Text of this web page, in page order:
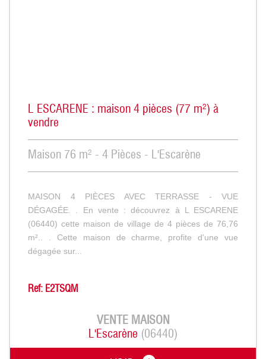
L ESCARENE : maison 4 pièces (77 m²) à
vendre
Maison 76 m² - 4 Pièces - L'Escarène
MAISON 4 PIÈCES AVEC TERRASSE - VUE
DÉGAGÉE. . En vente : découvrez à L ESCARENE
(06440) cette maison de village de 4 pièces de 76,76
m².. . Cette maison de charme, profite d'une vue
dégagée sur...
Ref: E2TSQM
VENTE MAISON
L'Escarène (06440)